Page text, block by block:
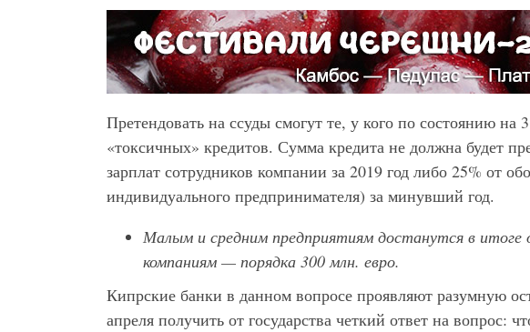
Претендовать на ссуды смогут те, у кого по состоянию на
«токсичных» кредитов. Сумма кредита не должна будет
зарплат сотрудников компании за 2019 год либо 25% от
индивидуального предпринимателя) за минувший год.
Малым и средним предприятиям достанутся в итоге
компаниям — порядка 300 млн. евро.
Кипрские банки в данном вопросе проявляют разумную
апреля получить от государства четкий ответ на вопрос: